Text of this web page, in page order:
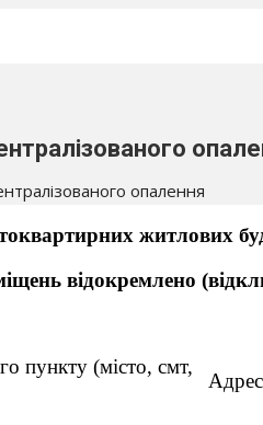
опалення
житлових
відокремлено
пункту (місто, смт,